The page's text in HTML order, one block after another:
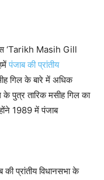
‘Tarikh Masih Gill
पंजाब की प्रांतीय
गिल के बारे में अधिक
के पुत्र तारिक मसीह गिल का
1989 में पंजाब
की प्रांतीय विधानसभा के